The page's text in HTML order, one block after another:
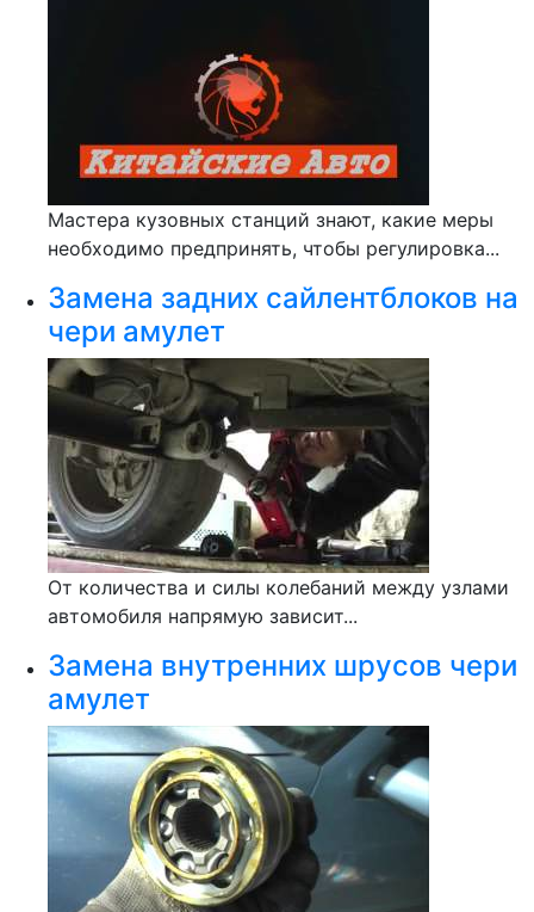
Мастера кузовных станций знают, какие меры
необходимо предпринять, чтобы регулировка...
Замена задних сайлентблоков на
чери амулет
От количества и силы колебаний между узлами
автомобиля напрямую зависит...
Замена внутренних шрусов чери
амулет